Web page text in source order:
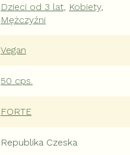
Dzieci od 3 lat Kobiety,
Mężczyźni
Vegan
50 cps.
FORTE
Republika Czeska